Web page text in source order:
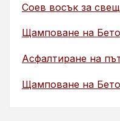
Соев восък за
Щамповане на
Асфалтиране на
Щамповане на